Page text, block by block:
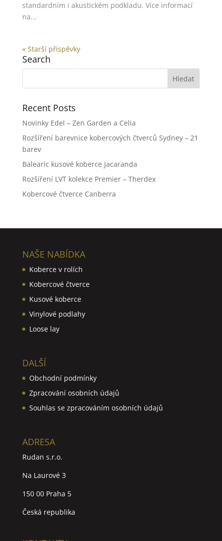
standardním i akustickém podkladu. Více informací
na...
« Starší příspěvky
Search
Recent Posts
Novinky Edel – Zen Garden a Celia
Rozšíření barevnice kobercových čtverců Sydney – 21
barev
Balearic kusové koberce Jacaranda
Rozšíření LVT kolekce Premier – Therdex
Kobercové čtverce Canberra
NAŠE NABÍDKA
Koberce v rolích
Kobercové čtverce
Kusové koberce
Vinylové podlahy
Loose lay
DALŠÍ
Obchodní podmínky
Zpracování osobních údajů
Souhlas se zpracováním osobních údajů
ADRESA
Rudan s.r.o.
Na Laurové 3
150 00 Praha 5
Česká republika